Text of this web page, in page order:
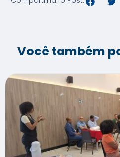
Você também